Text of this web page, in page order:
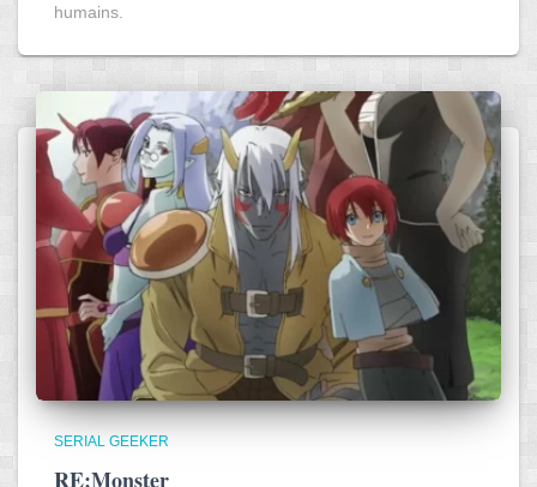
humains.
SERIAL GEEKER
RE:Monster